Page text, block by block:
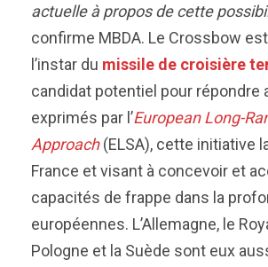
actuelle à propos de cette
confirme MBDA. Le Crossbow
l’instar du missile de croisière
candidat potentiel pour répondre
exprimés par l’European Long-
Approach(ELSA), cette initiative
France et visant à concevoir et
capacités de frappe dans la
européennes. L’Allemagne, le
Pologne et la Suède sont eux